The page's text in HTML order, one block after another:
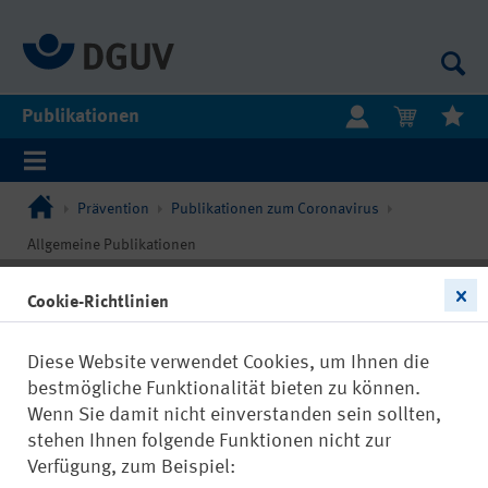
Publikationen
Prävention Publikationen zum Coronavirus
Allgemeine Publikationen
Cookie-Richtlinien
Diese Website verwendet Cookies, um Ihnen die
bestmögliche Funktionalität bieten zu können.
Wenn Sie damit nicht einverstanden sein sollten,
stehen Ihnen folgende Funktionen nicht zur
Verfügung, zum Beispiel: